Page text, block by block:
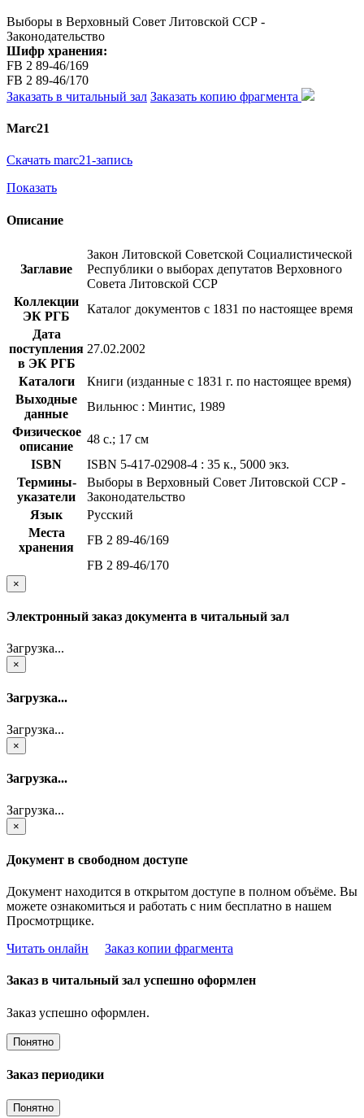
Выборы в Верховный Совет Литовской ССР -
Законодательство
Шифр хранения:
FB 2 89-46/169
FB 2 89-46/170
Заказать в читальный зал Заказать копию фрагмента
Marc21
Скачать marc21-запись
Показать
Описание
Заглавие
Закон Литовской Советской Социалистической
Республики о выборах депутатов Верховного
Совета Литовской ССР
Коллекции
ЭК РГБ
Каталог документов с 1831 по настоящее время
Дата
поступления
в ЭК РГБ
27.02.2002
Каталоги
Книги (изданные с 1831 г. по настоящее время)
Выходные
данные
Вильнюс : Минтис, 1989
Физическое
описание
48 с.; 17 см
ISBN
ISBN 5-417-02908-4 : 35 к., 5000 экз.
Термины-
указатели
Выборы в Верховный Совет Литовской ССР -
Законодательство
Язык
Русский
Места
хранения
FB 2 89-46/169
FB 2 89-46/170
×
Электронный заказ документа в читальный зал
Загрузка...
×
Загрузка...
Загрузка...
×
Загрузка...
Загрузка...
×
Документ в свободном доступе
Документ находится в открытом доступе в полном объёме. Вы
можете ознакомиться и работать с ним бесплатно в нашем
Просмотрщике.
Читать онлайн
Заказ копии фрагмента
Заказ в читальный зал успешно оформлен
Заказ успешно оформлен.
Понятно
Заказ периодики
Понятно